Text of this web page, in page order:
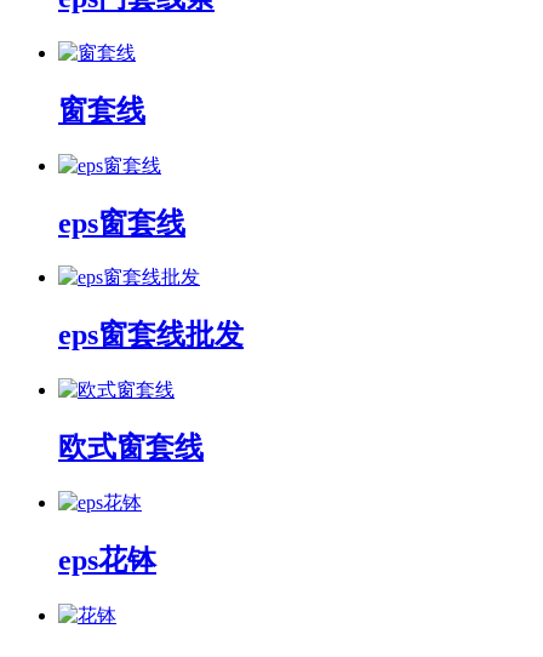
窗套线
eps窗套线
eps窗套线批发
欧式窗套线
eps花钵